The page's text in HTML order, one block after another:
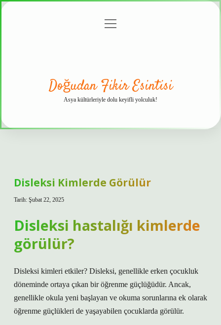
menüyü
Doğudan Fikir Esintisi
Asya kültürleriyle dolu keyifli yolculuk!
Disleksi Kimlerde Görülür
Tarih: Şubat 22, 2025
Disleksi hastalığı kimlerde
görülür?
Disleksi kimleri etkiler? Disleksi, genellikle erken çocukluk
döneminde ortaya çıkan bir öğrenme güçlüğüdür. Ancak,
genellikle okula yeni başlayan ve okuma sorunlarına ek olarak
öğrenme güçlükleri de yaşayabilen çocuklarda görülür.